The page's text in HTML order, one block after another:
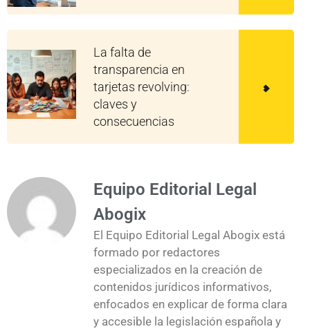
La falta de
transparencia en
tarjetas revolving:
claves y
consecuencias
Equipo Editorial Legal
Abogix
El Equipo Editorial Legal Abogix está
formado por redactores
especializados en la creación de
contenidos jurídicos informativos,
enfocados en explicar de forma clara
y accesible la legislación española y